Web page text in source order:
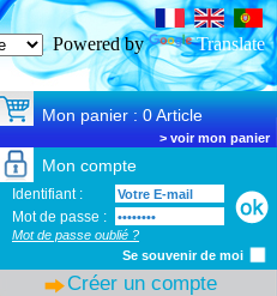
Powered by Translate
Mon panier : 0 Article
> voir mon panier
Mon compte
Identifiant :
Mot de passe :
Mot de passe oublié ?
Se souvenir de moi
Créer un compte